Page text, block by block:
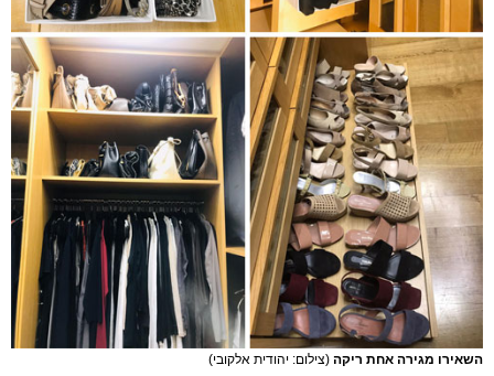
השאירו מגירה אחת ריקה (צילום: יהודית אלקובי)